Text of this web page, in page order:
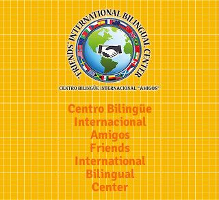
Centro Bilingüe
Internacional
Amigos
Friends
International
Bilingual
Center